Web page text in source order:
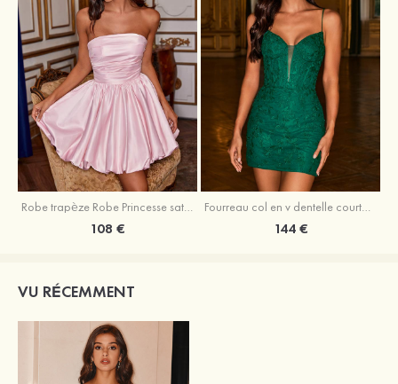
Robe trapèze Robe Princesse satin sans manches courte/mini robe de fête de la rentrée
108 €
Fourreau col en v dentelle courte/mini robe de fête de la rentré avec perles
144 €
VU RÉCEMMENT